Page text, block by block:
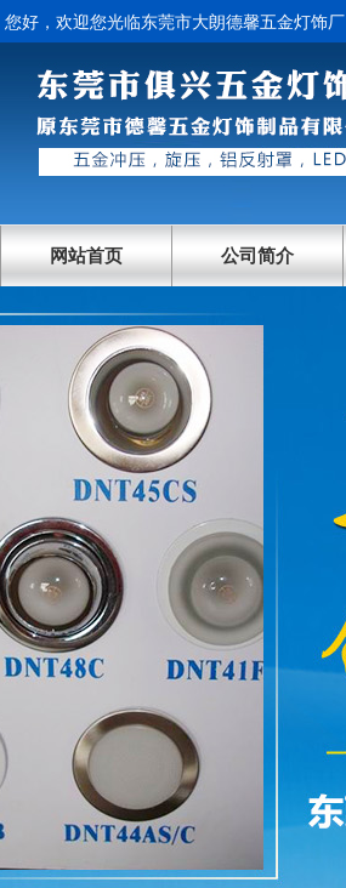
您好，欢迎您光临东莞市大朗德馨五金灯饰厂
网站首页 公司简介